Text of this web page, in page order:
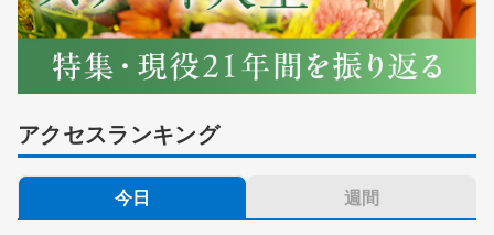
アクセスランキング
今日 週間